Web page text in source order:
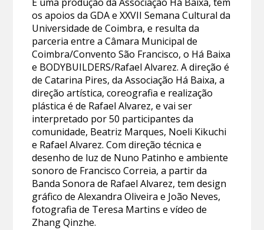
os apoios da GDA e XXVII Semana Cultural da
Universidade de Coimbra, e resulta da
parceria entre a Câmara Municipal de
Coimbra/Convento São Francisco, o Há Baixa
e BODYBUILDERS/Rafael Alvarez. A direção é
de Catarina Pires, da Associação Há Baixa, a
direção artística, coreografia e realização
plástica é de Rafael Alvarez, e vai ser
interpretado por 50 participantes da
comunidade, Beatriz Marques, Noeli Kikuchi
e Rafael Alvarez. Com direção técnica e
desenho de luz de Nuno Patinho e ambiente
sonoro de Francisco Correia, a partir da
Banda Sonora de Rafael Alvarez, tem design
gráfico de Alexandra Oliveira e João Neves,
fotografia de Teresa Martins e vídeo de
Zhang Qinzhe.